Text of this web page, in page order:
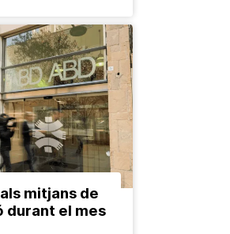
mitjans de
durant el mes